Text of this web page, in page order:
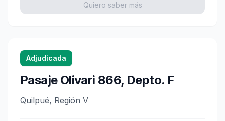
Adjudicada
Pasaje Olivari 866, Depto. F
Quilpué, Región V
Quiero saber más